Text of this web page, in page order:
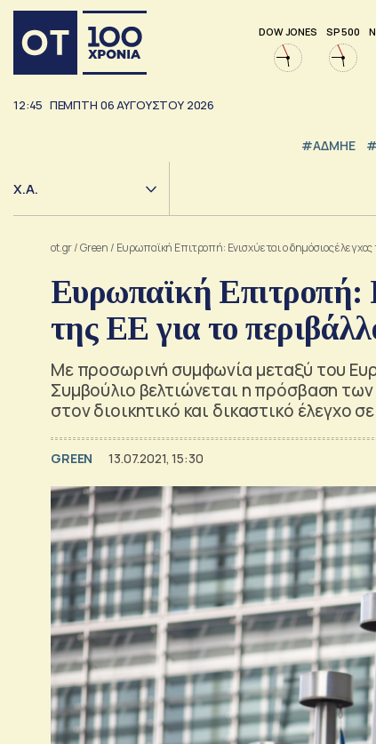
DOW JONES SP 500
12:45 ΠΕΜΠΤΗ 06ΑΥΓΟΥΣΤΟΥ 2026
#ΑΔΜΗΕ
Χ.Α.
ot.gr/Green / Ευρωπαϊκή Επιτροπή: Ενισχύεται ο δημόσιος έλεγχος
Ευρωπαϊκή Επιτροπή:
της ΕΕ για το
Με προσωρινή συμφωνία μεταξύ του
Συμβούλιο βελτιώνεται η πρόσβαση
στον διοικητικό και δικαστικό έλεγχο
GREEN 13.07.2021, 15:30